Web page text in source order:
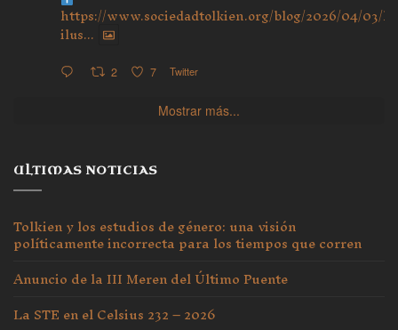
https://www.sociedadtolkien.org/blog/2026/04/03/
ilus...
2 7 Twitter
Mostrar más...
ULTIMAS NOTICIAS
Tolkien y los estudios de género: una visión
políticamente incorrecta para los tiempos que corren
Anuncio de la III Meren del Último Puente
La STE en el Celsius 232 – 2026